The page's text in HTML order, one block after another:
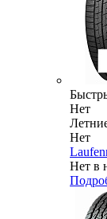
Нет
Нет
Нет в